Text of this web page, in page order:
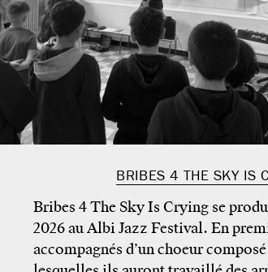
BRIBES 4 THE SKY IS
Bribes 4 The Sky Is Crying se
2026 au Albi Jazz Festival. En
accompagnés d’un choeur